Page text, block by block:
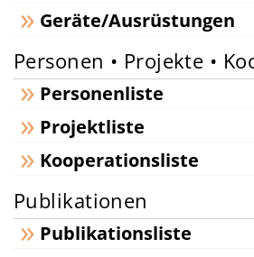
Geräte/Ausrüstungen
Personen • Projekte •
Personenliste
Projektliste
Kooperationsliste
Publikationen
Publikationsliste